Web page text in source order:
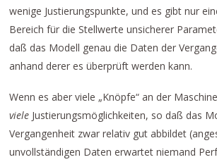
wenige Justierungspunkte, und es gibt nur
Bereich für die Stellwerte unsicherer
daß das Modell genau die Daten der
anhand derer es überprüft werden kann.
Wenn es aber viele „Knöpfe“ an der
viele Justierungsmöglichkeiten, so daß das
Vergangenheit zwar relativ gut abbildet
unvollständigen Daten erwartet niemand